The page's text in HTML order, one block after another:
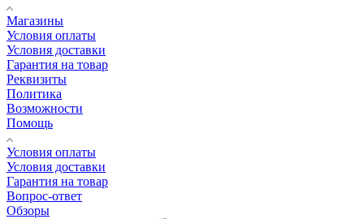
Магазины
Условия оплаты
Условия доставки
Гарантия на товар
Реквизиты
Политика
Возможности
Помощь
Условия оплаты
Условия доставки
Гарантия на товар
Вопрос-ответ
Обзоры